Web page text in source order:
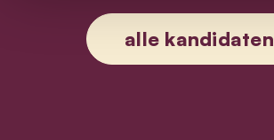
Sammy Mahdi
alle kandidaten